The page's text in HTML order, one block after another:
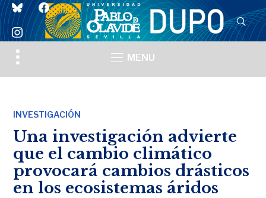
blueskyfacebook
instagram
Toggle
sidebar
MENU
INVESTIGACIÓN
Una investigación advierte
que el cambio climático
provocará cambios drásticos
en los ecosistemas áridos